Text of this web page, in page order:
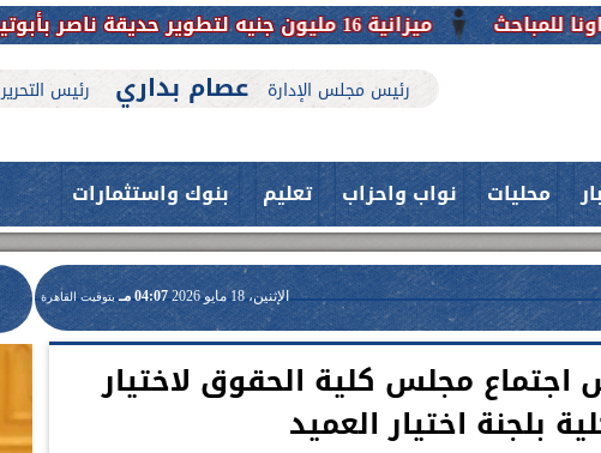
رئيس مجلس الإدارة عصام بداري رئيس التحرير
محليات نواب واحزاب تعليم بنوك واستثمارات
الإثنين، 18 مايو 2026 04:07 مـ بتوقيت القاهرة
اجتماع مجلس كلية الحقوق لاختيار
بلجنة اختيار العميد